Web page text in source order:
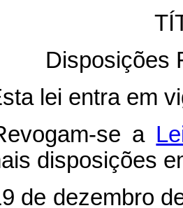
Disposições
lei entra em
se a
disposições
de dezembro